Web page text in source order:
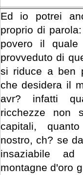
Ed io potrei
proprio di
povero il
provveduto di
si riduce a ben
che desidera il
avr? infatti
ricchezze non
capitali,
nostro, ch? se
insaziabile
montagne d'oro